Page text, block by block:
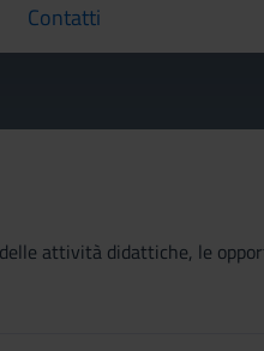
Contatti
current
attività didattiche, le